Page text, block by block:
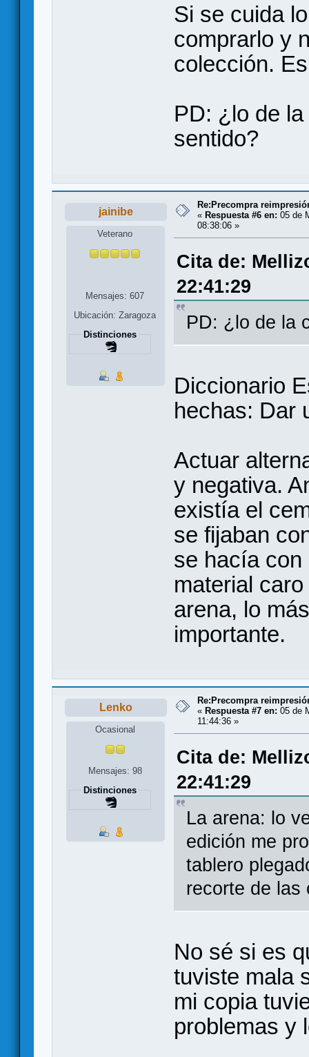
Si se cuida
comprarlo y
colección.
PD: ¿lo de
sentido?
jainibe
Veterano
Mensajes: 607
Ubicación: Zaragoza
Distinciones
Re:Precompra
« Respuesta #6 en: 05 de
08:38:06 »
Cita de:
22:41:29
PD: ¿lo de la
Diccionario
hechas: Dar
Actuar
y negativa.
existía el
se fijaban
se hacía
material
arena, lo
importante.
Lenko
Ocasional
Mensajes: 98
Distinciones
Re:Precompra
« Respuesta #7 en: 05 de
11:44:36 »
Cita de:
22:41:29
La arena: lo
edición me
tablero
recorte de las
No sé si es
tuviste mala
mi copia
problemas y